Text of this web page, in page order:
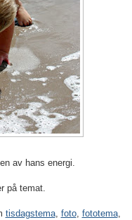
av hans energi.
på temat.
tisdagstema, foto, fototema,